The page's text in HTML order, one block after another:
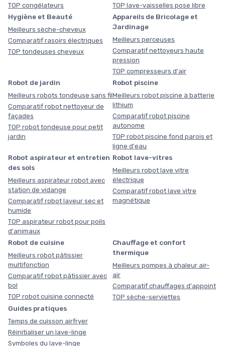
TOP congélateurs
TOP lave-vaisselles pose libre
Hygiène et Beauté
Meilleurs sèche-cheveux
Comparatif rasoirs électriques
TOP tondeuses cheveux
Appareils de Bricolage et
Jardinage
Meilleurs perceuses
Comparatif nettoyeurs haute
pression
TOP compresseurs d'air
Robot de jardin
Meilleurs robots tondeuse sans fil
Comparatif robot nettoyeur de
façades
TOP robot tondeuse pour petit
jardin
Robot piscine
Meilleurs robot piscine à batterie
lithium
Comparatif robot piscine
autonome
TOP robot piscine fond parois et
ligne d'eau
Robot aspirateur et entretien
des sols
Meilleurs aspirateur robot avec
station de vidange
Comparatif robot laveur sec et
humide
TOP aspirateur robot pour poils
d'animaux
Robot lave-vitres
Meilleurs robot lave vitre
électrique
Comparatif robot lave vitre
magnétique
Robot de cuisine
Meilleurs robot pâtissier
multifonction
Comparatif robot pâtissier avec
bol
TOP robot cuisine connecté
Chauffage et confort
thermique
Meilleurs pompes à chaleur air-
air
Comparatif chauffages d'appoint
TOP sèche-serviettes
Guides pratiques
Temps de cuisson airfryer
Réinitialiser un lave-linge
Symboles du lave-linge